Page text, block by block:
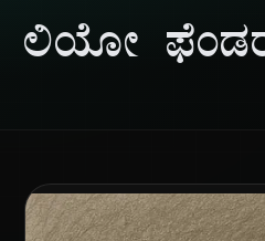
ಲಿಯೋ ಫೆಂಡರ್